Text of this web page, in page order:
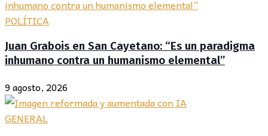
POLÍTICA
Juan Grabois en San Cayetano: “Es un paradigma
inhumano contra un humanismo elemental”
9 agosto, 2026
GENERAL